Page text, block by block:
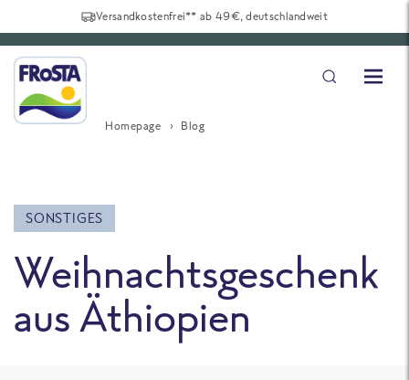
Versandkostenfrei** ab 49€, deutschlandweit
Homepage Blog
SONSTIGES
Weihnachtsgeschenk
aus Äthiopien